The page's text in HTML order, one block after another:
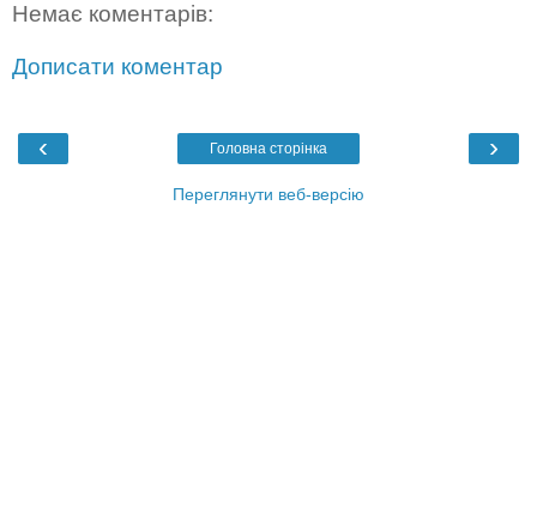
Немає коментарів:
Дописати коментар
‹ ›
Головна сторінка
Переглянути веб-версію